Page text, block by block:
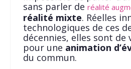
sans parler de réalité
réalité mixte. Réelles
technologiques de ces
décennies, elles sont
pour une animation
du commun.